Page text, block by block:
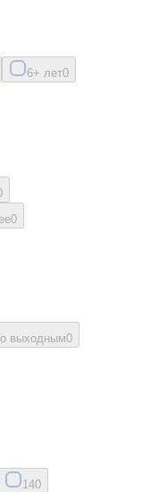
6+ лет0
0
выходным0
140